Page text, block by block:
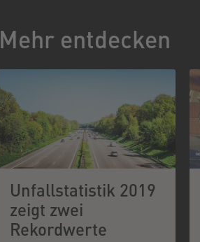
Mehr entdecken
Unfallstatistik 2019
zeigt zwei
Rekordwerte